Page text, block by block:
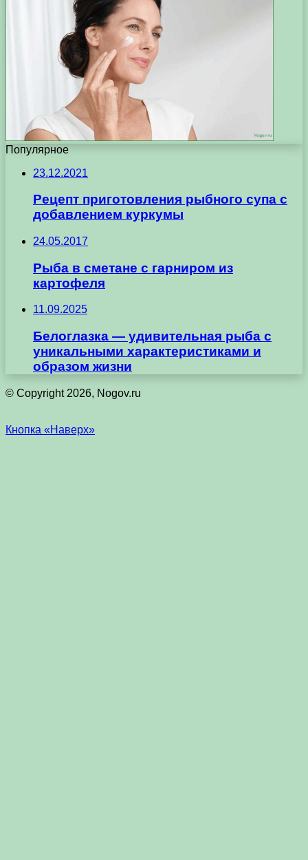
Популярное
23.12.2021
Рецепт приготовления рыбного супа с
добавлением куркумы
24.05.2017
Рыба в сметане с гарниром из
картофеля
11.09.2025
Белоглазка — удивительная рыба с
уникальными характеристиками и
образом жизни
© Copyright 2026, Nogov.ru
Кнопка «Наверх»